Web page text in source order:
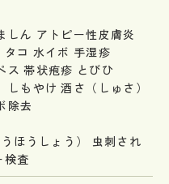
しん アトピー性皮膚炎
タコ 水イボ 手湿疹
ス 帯状疱疹 とびひ
しもやけ 酒さ（しゅさ）
除去
ほうしょう）
虫刺され
検査